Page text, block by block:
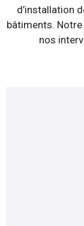
d’installation
bâtiments.
nos